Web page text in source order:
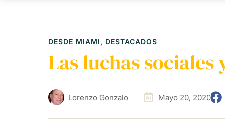
DESDE MIAMI, DESTACADOS
Las luchas sociales
Lorenzo Gonzalo Mayo 20, 2020